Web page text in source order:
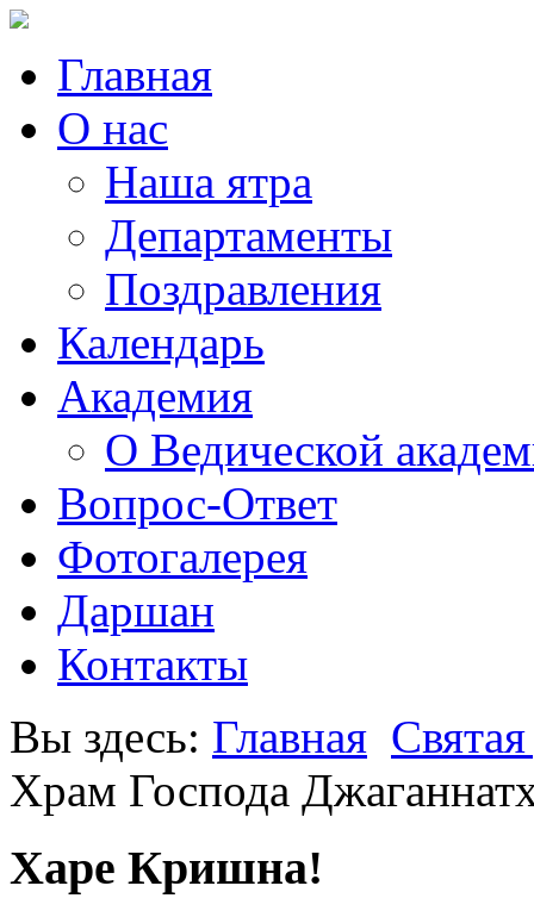
Главная
О нас
Наша ятра
Департаменты
Поздравления
Календарь
Академия
О Ведической
Вопрос-Ответ
Фотогалерея
Даршан
Контакты
Вы здесь: Главная
Храм Господа
Харе Кришна!